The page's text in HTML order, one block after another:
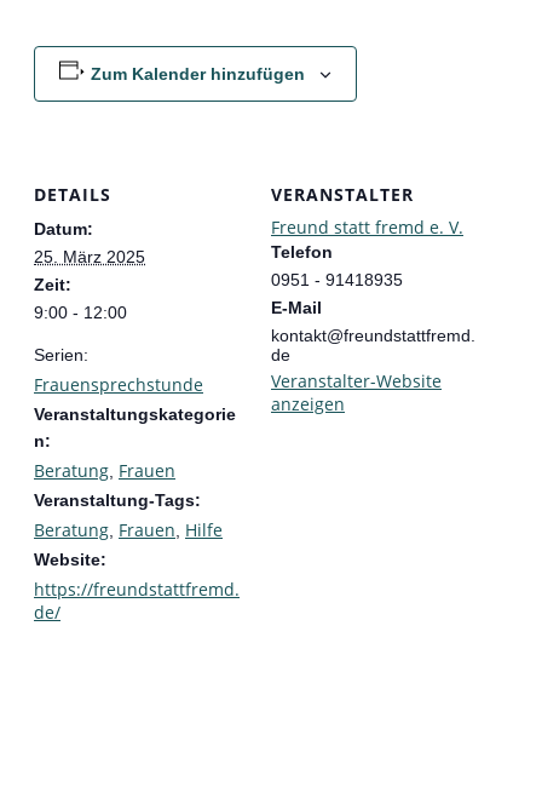
Zum Kalender hinzufügen
DETAILS
Datum:
25. März 2025
Zeit:
9:00 - 12:00
Serien:
Frauensprechstunde
Veranstaltungskategorie
n:
Beratung Frauen
Veranstaltung-Tags:
Beratung Frauen Hilfe
Website:
https://freundstattfremd.
de/
VERANSTALTER
Freund statt fremd e. V.
Telefon
0951 - 91418935
E-Mail
kontakt@freundstattfremd.
de
Veranstalter-Website
anzeigen